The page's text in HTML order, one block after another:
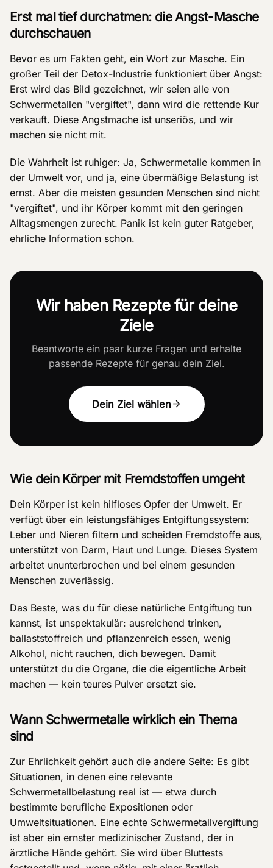
Erst mal tief durchatmen: die Angst-Masche
durchschauen
Bevor es um Fakten geht, ein Wort zur Masche. Ein
großer Teil der Detox-Industrie funktioniert über Angst:
Erst wird das Bild gezeichnet, wir seien alle von
Schwermetallen "vergiftet", dann wird die rettende Kur
verkauft. Diese Angstmache ist unseriös, und wir
machen sie nicht mit.
Die Wahrheit ist ruhiger: Ja, Schwermetalle kommen in
der Umwelt vor, und ja, eine übermäßige Belastung ist
ernst. Aber die meisten gesunden Menschen sind nicht
"vergiftet", und ihr Körper kommt mit den geringen
Alltagsmengen zurecht. Panik ist kein guter Ratgeber,
ehrliche Information schon.
Wir haben Rezepte für deine
Ziele
Beantworte ein paar kurze Fragen und erhalte
passende Rezepte für genau dein Ziel.
Dein Ziel wählen
Wie dein Körper mit Fremdstoffen umgeht
Dein Körper ist kein hilfloses Opfer der Umwelt. Er
verfügt über ein leistungsfähiges Entgiftungssystem:
Leber und Nieren filtern und scheiden Fremdstoffe aus,
unterstützt von Darm, Haut und Lunge. Dieses System
arbeitet ununterbrochen und bei einem gesunden
Menschen zuverlässig.
Das Beste, was du für diese natürliche Entgiftung tun
kannst, ist unspektakulär: ausreichend trinken,
ballaststoffreich und pflanzenreich essen, wenig
Alkohol, nicht rauchen, dich bewegen. Damit
unterstützt du die Organe, die die eigentliche Arbeit
machen — kein teures Pulver ersetzt sie.
Wann Schwermetalle wirklich ein Thema
sind
Zur Ehrlichkeit gehört auch die andere Seite: Es gibt
Situationen, in denen eine relevante
Schwermetallbelastung real ist — etwa durch
bestimmte berufliche Expositionen oder
Umweltsituationen. Eine echte Schwermetallvergiftung
ist aber ein ernster medizinischer Zustand, der in
ärztliche Hände gehört. Sie wird über Bluttests